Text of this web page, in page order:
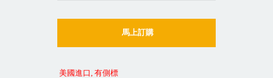
馬上訂購
美國進口, 有側標